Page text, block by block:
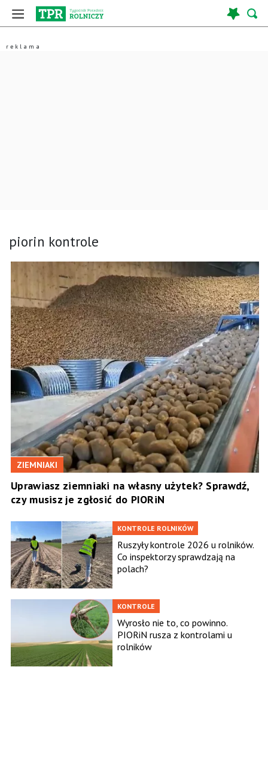
piorin kontrole
ZIEMNIAKI
Uprawiasz ziemniaki na własny użytek? Sprawdź,
czy musisz je zgłosić do PIORiN
KONTROLE ROLNIKÓW
Ruszyły kontrole 2026 u rolników.
Co inspektorzy sprawdzają na
polach?
KONTROLE
Wyrosło nie to, co powinno.
PIORiN rusza z kontrolami u
rolników